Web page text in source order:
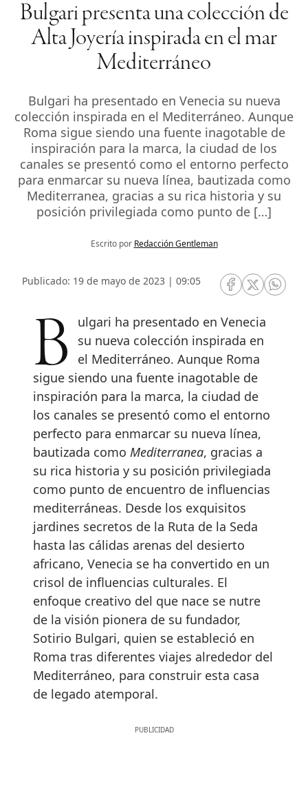
Bulgari presenta una colección de
Alta Joyería inspirada en el mar
Mediterráneo
Bulgari ha presentado en Venecia su nueva
colección inspirada en el Mediterráneo. Aunque
Roma sigue siendo una fuente inagotable de
inspiración para la marca, la ciudad de los
canales se presentó como el entorno perfecto
para enmarcar su nueva línea, bautizada como
Mediterranea, gracias a su rica historia y su
posición privilegiada como punto de […]
Escrito por Redacción Gentleman
Publicado: 19 de mayo de 2023 | 09:05
RRSS Facebook
RRSSRRSS
Bulgari ha presentado en Venecia
su nueva colección inspirada en
el Mediterráneo. Aunque Roma
sigue siendo una fuente inagotable de
inspiración para la marca, la ciudad de
los canales se presentó como el entorno
perfecto para enmarcar su nueva línea,
bautizada como Mediterranea, gracias a
su rica historia y su posición privilegiada
como punto de encuentro de influencias
mediterráneas. Desde los exquisitos
jardines secretos de la Ruta de la Seda
hasta las cálidas arenas del desierto
africano, Venecia se ha convertido en un
crisol de influencias culturales. El
enfoque creativo del que nace se nutre
de la visión pionera de su fundador,
Sotirio Bulgari, quien se estableció en
Roma tras diferentes viajes alrededor del
Mediterráneo, para construir esta casa
de legado atemporal.